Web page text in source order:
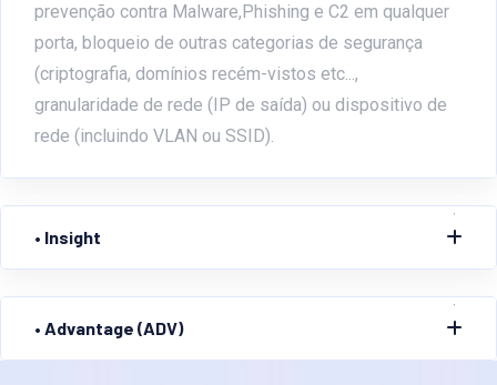
prevenção contra Malware,Phishing e C2 em qualquer
porta, bloqueio de outras categorias de segurança
(criptografia, domínios recém-vistos etc...,
granularidade de rede (IP de saída) ou dispositivo de
rede (incluindo VLAN ou SSID).
• Insight
• Advantage (ADV)